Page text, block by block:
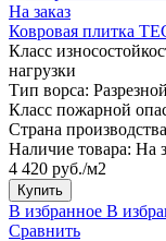
На заказ
Ковровая плитка
Класс
нагрузки
Тип ворса: Разрезной
Класс пожарной
Страна
Наличие товара: На
4 420 руб./м2
Купить
В избранное В
Сравнить